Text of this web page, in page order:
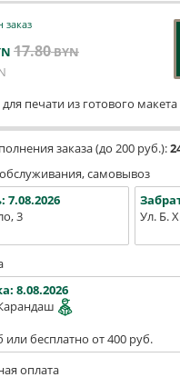
заказ
17.80BYN
печати из готового макета
заказа (до 200 руб.):
самовывоз
7.08.2026
3
Ул. Б.
8.08.2026
или бесплатно от 400 руб.
оплата